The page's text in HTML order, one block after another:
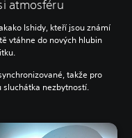
atmosféru
Ishidy, kteří jsou známí
vtáhne do nových hlubin
takže pro
sluchátka nezbytností.